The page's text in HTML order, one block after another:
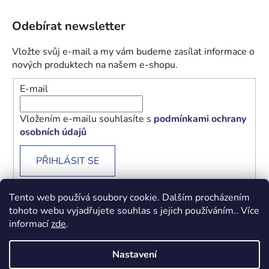
Tento web používá soubory cookie. Dalším procházením
tohoto webu vyjadřujete souhlas s jejich používáním.. Více
informacízde.
Nastavení
Odebírat newsletter
Vložte svůj e-mail a my vám budeme zasílat informace o
nových produktech na našem e-shopu.
E-mail
Vložením e-mailu souhlasíte s podmínkami ochrany
osobních údajů
PŘIHLÁSIT SE
Obchodní podmínky Podmínky ochrany osobních údajů